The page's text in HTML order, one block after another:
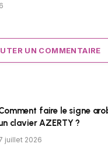
UN COMMENTAIRE
faire le signe
clavier AZERTY ?
juillet 2026